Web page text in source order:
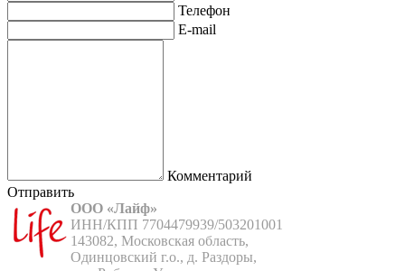
Телефон
E-mail
Комментарий
Отправить
ООО «Лайф»
ИНН/КПП 7704479939/503201001
143082, Московская область,
Одинцовский г.о., д. Раздоры,